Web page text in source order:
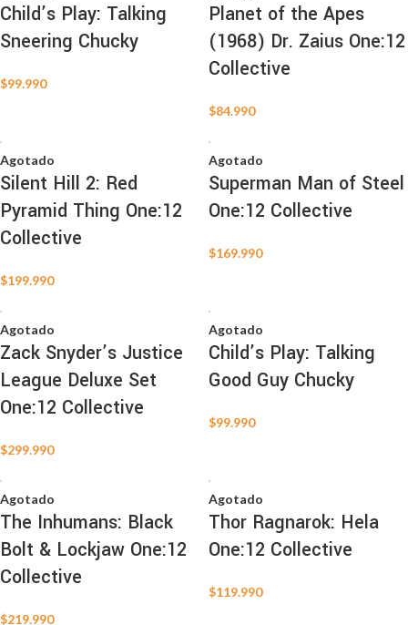
Child’s Play: Talking
Sneering Chucky
$99.990
Planet of the Apes
(1968) Dr. Zaius One:12
Collective
$84.990
Agotado
Silent Hill 2: Red
Pyramid Thing One:12
Collective
$199.990
Agotado
Superman Man of Steel
One:12 Collective
$169.990
Agotado
Zack Snyder’s Justice
League Deluxe Set
One:12 Collective
$299.990
Agotado
Child’s Play: Talking
Good Guy Chucky
$99.990
Agotado
The Inhumans: Black
Bolt & Lockjaw One:12
Collective
$219.990
Agotado
Thor Ragnarok: Hela
One:12 Collective
$119.990